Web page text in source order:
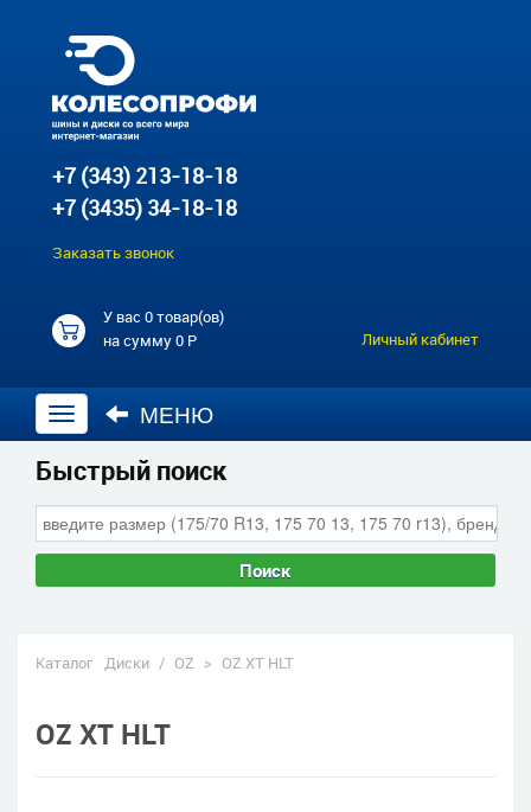
+7 (343) 213-18-18
+7 (3435) 34-18-18
Заказать звонок
У вас0 товар(ов)
на сумму0 Р Личный кабинет
Открыть
навигацию
МЕНЮ
Быстрый поиск
Поиск
Каталог Диски / OZ > OZ XT HLT
OZ XT HLT